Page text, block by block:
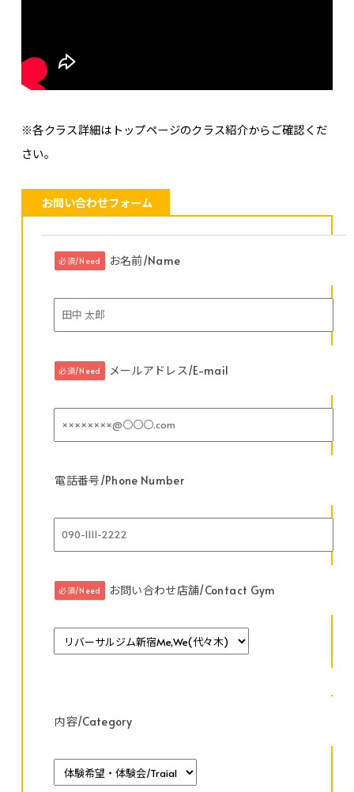
※各クラス詳細はトップページのクラス紹介からご確認くだ
さい。
お問い合わせフォーム
必須/Need お名前/Name
必須/Need メールアドレス/E-mail
電話番号/Phone Number
必須/Need お問い合わせ店舗/Contact Gym
内容/Category